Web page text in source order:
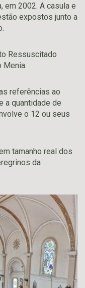
em 2002. A casula e
expostos junto a
Ressuscitado
Menia.
referências ao
a quantidade de
o 12 ou seus
tamanho real dos
da